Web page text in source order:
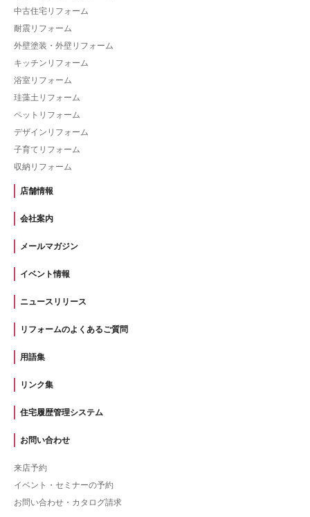
中古住宅リフォーム
耐震リフォーム
外壁塗装・外壁リフォーム
キッチンリフォーム
浴室リフォーム
珪藻土リフォーム
ペットリフォーム
デザインリフォーム
子育てリフォーム
収納リフォーム
店舗情報
会社案内
メールマガジン
イベント情報
ニュースリリース
リフォームのよくあるご質問
用語集
リンク集
住宅履歴管理システム
お問い合わせ
来店予約
イベント・セミナーの予約
お問い合わせ・カタログ請求